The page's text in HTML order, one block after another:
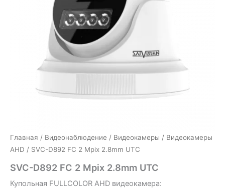
Главная / Видеонаблюдение / Видеокамеры / Видеокамеры
AHD / SVC-D892 FC 2 Mpix 2.8mm UTC
SVC-D892 FC 2 Mpix 2.8mm UTC
Купольная FULLCOLOR AHD видеокамера: